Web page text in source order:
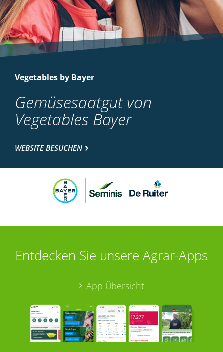
Vegetables by Bayer
Gemüsesaatgut von
Vegetables Bayer
WEBSITE BESUCHEN
Entdecken Sie unsere Agrar-Apps
App Übersicht